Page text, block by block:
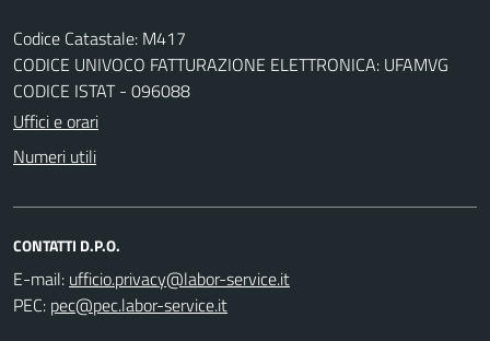
Codice Catastale: M417
CODICE UNIVOCO FATTURAZIONE ELETTRONICA: UFAMVG
CODICE ISTAT - 096088
Uffici e orari
Numeri utili
CONTATTI D.P.O.
E-mail:
PEC: